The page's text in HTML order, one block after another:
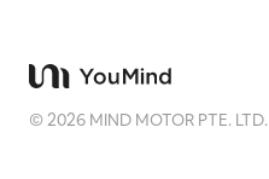
©2026 MIND MOTOR PTE. LTD.